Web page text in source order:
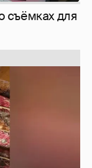
без